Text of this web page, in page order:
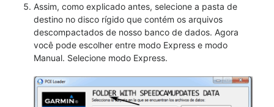
Assim, como explicado antes, selecione a pasta de
destino no disco rígido que contém os arquivos
descompactados de nosso banco de dados. Agora
você pode escolher entre modo Express e modo
Manual. Selecione modo Express.